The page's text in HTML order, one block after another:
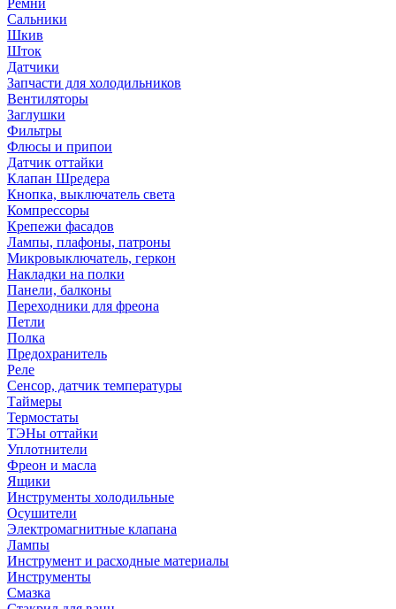
Ремни
Сальники
Шкив
Шток
Датчики
Запчасти для холодильников
Вентиляторы
Заглушки
Фильтры
Флюсы и припои
Датчик оттайки
Клапан Шредера
Кнопка, выключатель света
Компрессоры
Крепежи фасадов
Лампы, плафоны, патроны
Микровыключатель, геркон
Накладки на полки
Панели, балконы
Переходники для фреона
Петли
Полка
Предохранитель
Реле
Сенсор, датчик температуры
Таймеры
Термостаты
ТЭНы оттайки
Уплотнители
Фреон и масла
Ящики
Инструменты холодильные
Осушители
Электромагнитные клапана
Лампы
Инструмент и расходные материалы
Инструменты
Смазка